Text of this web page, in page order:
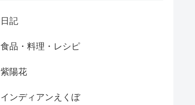
日記
食品・料理・レシピ
紫陽花
インディアンえくぼ